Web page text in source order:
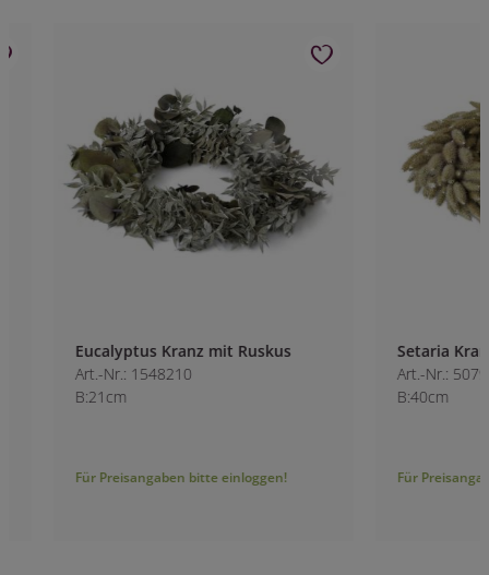
Eucalyptus Kranz mit Ruskus
Art.-Nr.: 1548210
B:21cm
Für Preisangaben bitte einloggen!
Setaria Kranz
Art.-Nr.: 5079510
B:40cm
Für Preisangaben